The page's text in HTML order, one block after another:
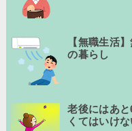
【無職生活
の暮らし
老後にはあ
くてはいけ